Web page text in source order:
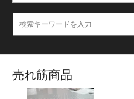
売れ筋商品